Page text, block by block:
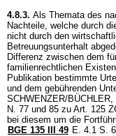
4.8.3. Als Themata des
Nachteile, welche durch
nicht durch den
Betreuungsunterhalt
Differenz zwischen dem
familienrechtlichen
Publikation bestimmte
und dem gebührenden
SCHWENZER/
N. 77 und 85 zu Art. 125
bei diesem um die
BGE 135 III 49 E. 4.1 S.